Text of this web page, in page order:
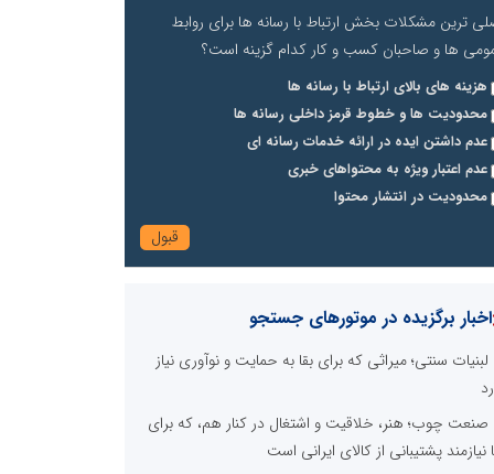
ترین مشکلات بخش ارتباط با رسانه ها برای روابط
ها و صاحبان کسب و کار کدام گزینه است؟
هزینه های بالای ارتباط با رسانه ها
محدودیت ها و خطوط قرمز داخلی رسانه ها
عدم داشتن ایده در ارائه خدمات رسانه ای
عدم اعتبار ویژه به محتواهای خبری
محدودیت در انتشار محتوا
اخبار برگزیده در موتورهای جستجو
لبنیات سنتی؛ میراثی که برای بقا به حمایت و نوآوری نیاز
صنعت چوب؛ هنر، خلاقیت و اشتغال در کنار هم، که برای
نیازمند پشتیبانی از کالای ایرانی است